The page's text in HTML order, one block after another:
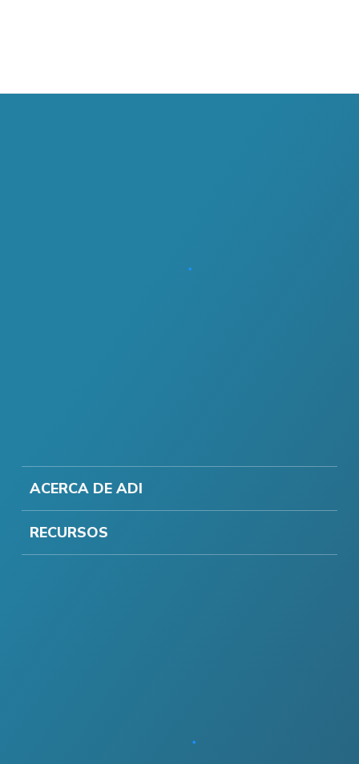
ACERCA DE ADI
RECURSOS